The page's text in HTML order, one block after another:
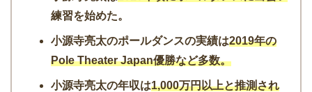
練習を始めた。
小源寺亮太のポールダンスの実績は2019年の
Pole Theater Japan優勝など多数。
小源寺亮太の年収は1,000万円以上と推測され